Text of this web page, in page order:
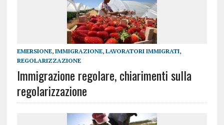
EMERSIONE, IMMIGRAZIONE, LAVORATORI IMMIGRATI,
REGOLARIZZAZIONE
Immigrazione regolare, chiarimenti sulla
regolarizzazione